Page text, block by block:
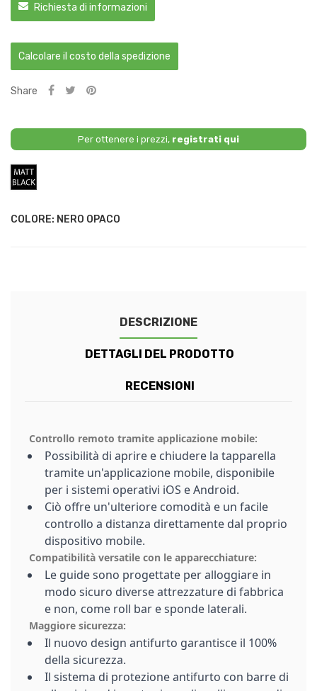
Richiesta di informazioni
Calcolare il costo della spedizione
Share
Per ottenere i prezzi, registrati qui
COLORE: NERO OPACO
DESCRIZIONE
DETTAGLI DEL PRODOTTO
RECENSIONI
Controllo remoto tramite applicazione mobile:
Possibilità di aprire e chiudere la tapparella
tramite un'applicazione mobile, disponibile
per i sistemi operativi iOS e Android.
Ciò offre un'ulteriore comodità e un facile
controllo a distanza direttamente dal proprio
dispositivo mobile.
Compatibilità versatile con le apparecchiature:
Le guide sono progettate per alloggiare in
modo sicuro diverse attrezzature di fabbrica
e non, come roll bar e sponde laterali.
Maggiore sicurezza:
Il nuovo design antifurto garantisce il 100%
della sicurezza.
Il sistema di protezione antifurto con barre di